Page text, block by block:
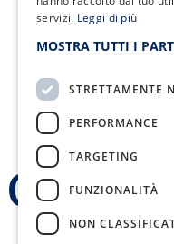
servizi. Leggi di più
MOSTRA TUTTI I
STRETTAMENTE
PERFORMANCE
TARGETING
FUNZIONALITÀ
NON